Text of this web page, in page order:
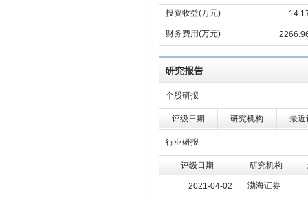
投资收益(万元)
财务费用(万元)
研究报告
个股研报
评级日期 研究机构 最近
行业研报
评级日期 研究机构
2021-04-02 渤海证券